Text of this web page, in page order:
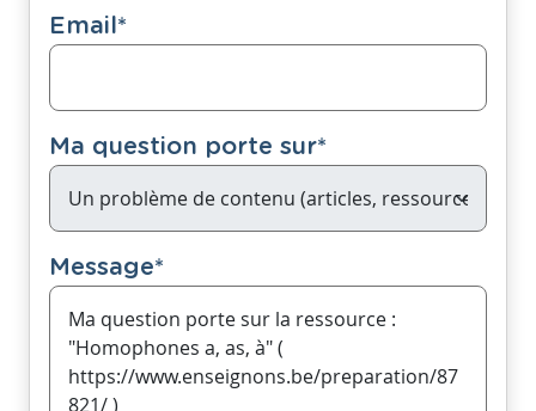
Email*
Ma question porte sur*
Message*